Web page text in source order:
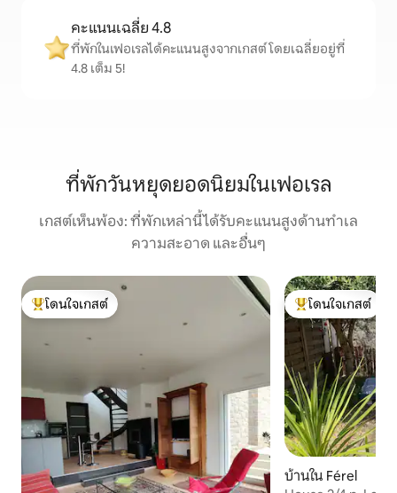
คะแนนเฉลี่ย 4.8
ที่พักในเฟอเรลได้คะแนนสูงจากเกสต์ โดยเฉลี่ยอยู่ที่
4.8 เต็ม 5!
ที่พักวันหยุดยอดนิยมในเฟอเรล
เกสต์เห็นพ้อง: ที่พักเหล่านี้ได้รับคะแนนสูงด้านทำเล
ความสะอาด และอื่นๆ
โดนใจเกสต์ที่สุด
โดนใจเกสต์
โดนใจเกสต์ที่สุด
โดนใจเกสต์
บ้านใน Férel